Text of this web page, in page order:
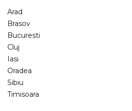
Arad
Brasov
Bucuresti
Cluj
Iasi
Oradea
Sibiu
Timisoara